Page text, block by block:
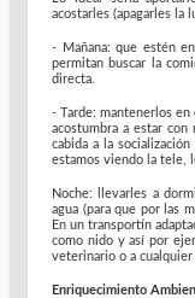
acostarles (apagarles la
- Mañana: que estén
permitan buscar la
directa.
- Tarde: mantenerlos
acostumbra a estar
cabida a la
estamos viendo la tele,
Noche: llevarles a
agua (para que por las
En un transportín
como nido y así por
veterinario o a
Enriquecimiento